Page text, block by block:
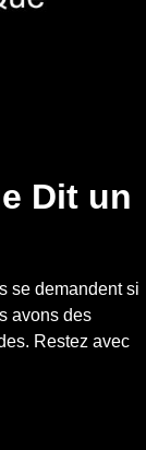
Dit un
se demandent si
avons des
Restez avec